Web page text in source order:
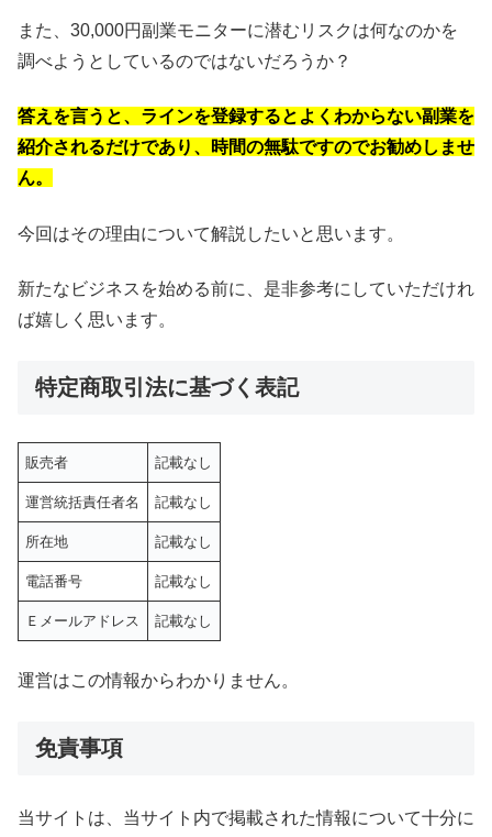
また、30,000円副業モニターに潜むリスクは何なのかを
調べようとしているのではないだろうか？
答えを言うと、ラインを登録するとよくわからない副業を
紹介されるだけであり、時間の無駄ですのでお勧めしませ
ん。
今回はその理由について解説したいと思います。
新たなビジネスを始める前に、是非参考にしていただけれ
ば嬉しく思います。
特定商取引法に基づく表記
販売者 記載なし
運営統括責任者名 記載なし
所在地 記載なし
電話番号 記載なし
Ｅメールアドレス 記載なし
運営はこの情報からわかりません。
免責事項
当サイトは、当サイト内で掲載された情報について十分に